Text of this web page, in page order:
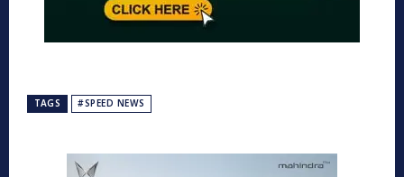
TAGS #SPEED NEWS